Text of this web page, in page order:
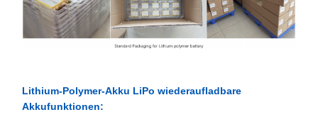
Lithium-Polymer-Akku LiPo wiederaufladbare
Akkufunktionen: